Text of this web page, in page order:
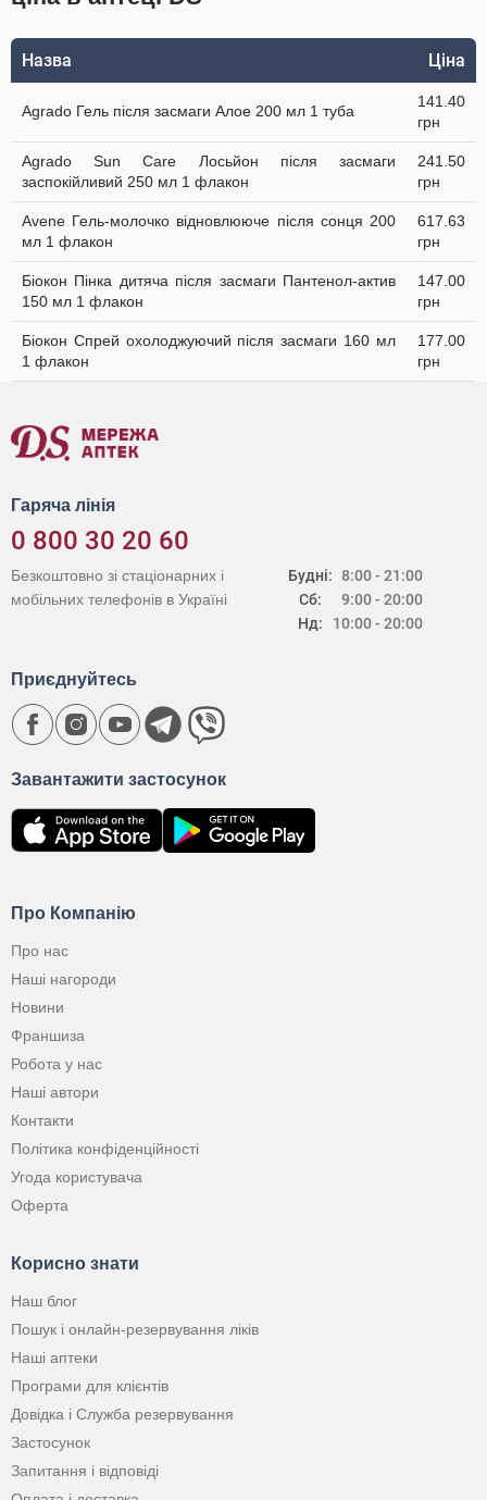
Назва Ціна
Agrado Гель після засмаги Алое 200 мл 1 туба
141.40
грн
Agrado Sun Care Лосьйон після засмаги
заспокійливий 250 мл 1 флакон
241.50
грн
Avene Гель-молочко відновлюючe після сонця 200
мл 1 флакон
617.63
грн
Біокон Пінка дитяча після засмаги Пантенол-актив
150 мл 1 флакон
147.00
грн
Біокон Спрей охолоджуючий після засмаги 160 мл
1 флакон
177.00
грн
Гаряча лінія
0 800 30 20 60
Будні:
Сб:
Нд:
8:00 - 21:00
9:00 - 20:00
10:00 - 20:00
Безкоштовно зі стаціонарних і
мобільних телефонів в Україні
Про Компанію
Про нас
Наші нагороди
Новини
Франшиза
Робота у нас
Наші автори
Контакти
Політика конфіденційності
Угода користувача
Оферта
Корисно знати
Наш блог
Пошук і онлайн-резервування ліків
Наші аптеки
Програми для клієнтів
Довідка і Служба резервування
Застосунок
Запитання і відповіді
Завантажити застосунок
Приєднуйтесь